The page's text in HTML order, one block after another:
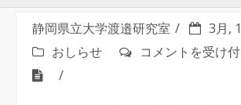
静岡県立大学渡邉研究室
3月,
おしらせ
信
コメントを受け